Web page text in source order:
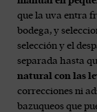
que la uva entra
bodega, y
selección y el
separada hasta
natural con las
correcciones ni
bazuqueos que